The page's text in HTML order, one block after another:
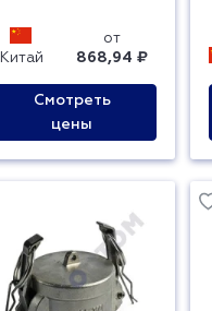
Китай
от
868,94 ₽
Смотреть
цены